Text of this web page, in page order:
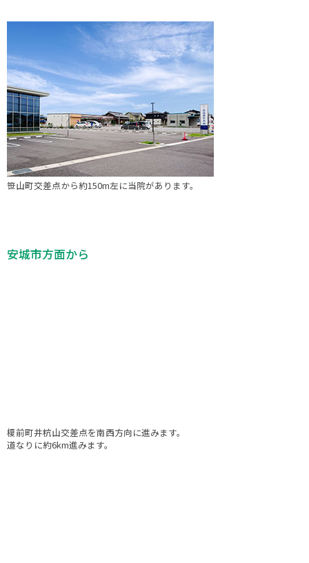
笹山町交差点から約150m左に当院があります。
安城市方面から
榎前町井杭山交差点を南西方向に進みます。
道なりに約6km進みます。